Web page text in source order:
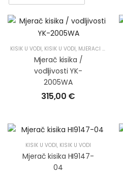
KISIK U VODI, KISIK U VODI, MJERAČI VODLJIVOSTI
Mjerač kisika /
vodljivosti YK-
2005WA
315,00 €
KISIK U VODI, KISIK U VODI
Mjerač kisika HI9147-
04